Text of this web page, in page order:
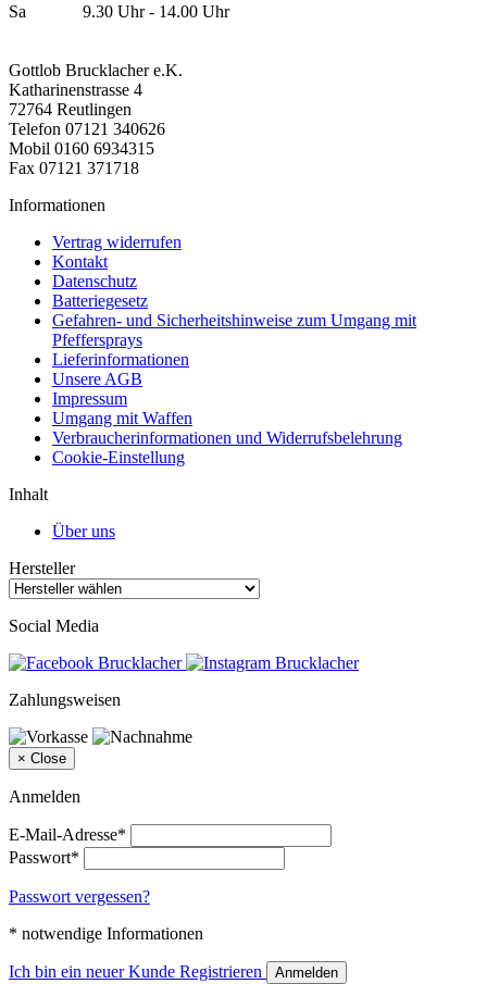
Sa 9.30 Uhr - 14.00 Uhr
Gottlob Brucklacher e.K.
Katharinenstrasse 4
72764 Reutlingen
Telefon 07121 340626
Mobil 0160 6934315
Fax 07121 371718
Informationen
Vertrag widerrufen
Kontakt
Datenschutz
Batteriegesetz
Gefahren- und Sicherheitshinweise zum Umgang mit
Pfeffersprays
Lieferinformationen
Unsere AGB
Impressum
Umgang mit Waffen
Verbraucherinformationen und Widerrufsbelehrung
Cookie-Einstellung
Inhalt
Über uns
Hersteller
Social Media
Zahlungsweisen
× Close
Anmelden
E-Mail-Adresse*
Passwort*
Passwort vergessen?
* notwendige Informationen
Ich bin ein neuer Kunde Registrieren Anmelden